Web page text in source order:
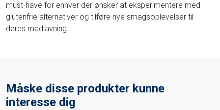
must-have for enhver der ønsker at eksperimentere med
glutenfrie alternativer og tilføre nye smagsoplevelser til
deres madlavning.
Måske disse produkter kunne
interesse dig